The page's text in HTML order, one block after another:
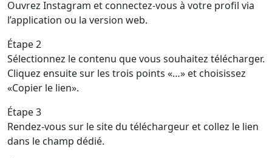
Ouvrez Instagram et connectez-vous à votre profil via
l’application ou la version web.
Étape 2
Sélectionnez le contenu que vous souhaitez télécharger.
Cliquez ensuite sur les trois points «…» et choisissez
«Copier le lien».
Étape 3
Rendez-vous sur le site du téléchargeur et collez le lien
dans le champ dédié.